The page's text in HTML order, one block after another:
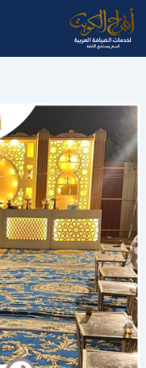
تخطي
إلى
المحتوى